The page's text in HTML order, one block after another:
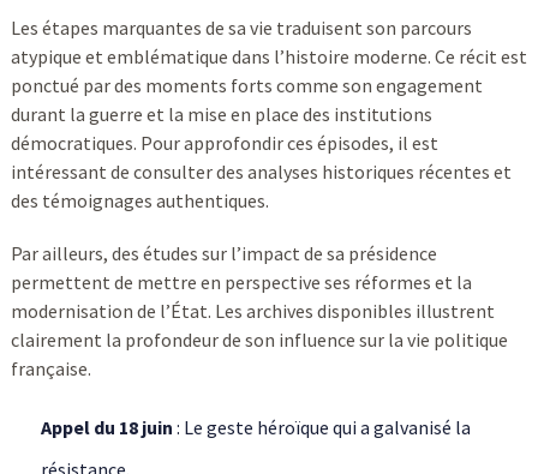
Les étapes marquantes de sa vie traduisent son parcours
atypique et emblématique dans l’histoire moderne. Ce récit est
ponctué par des moments forts comme son engagement
durant la guerre et la mise en place des institutions
démocratiques. Pour approfondir ces épisodes, il est
intéressant de consulter des analyses historiques récentes et
des témoignages authentiques.
Par ailleurs, des études sur l’impact de sa présidence
permettent de mettre en perspective ses réformes et la
modernisation de l’État. Les archives disponibles illustrent
clairement la profondeur de son influence sur la vie politique
française.
Appel du 18 juin : Le geste héroïque qui a galvanisé la